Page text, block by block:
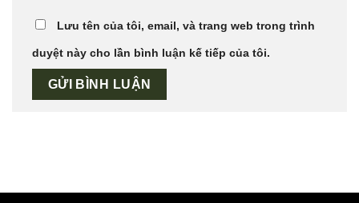
Lưu tên của tôi, email, và trang web trong trình
duyệt này cho lần bình luận kế tiếp của tôi.